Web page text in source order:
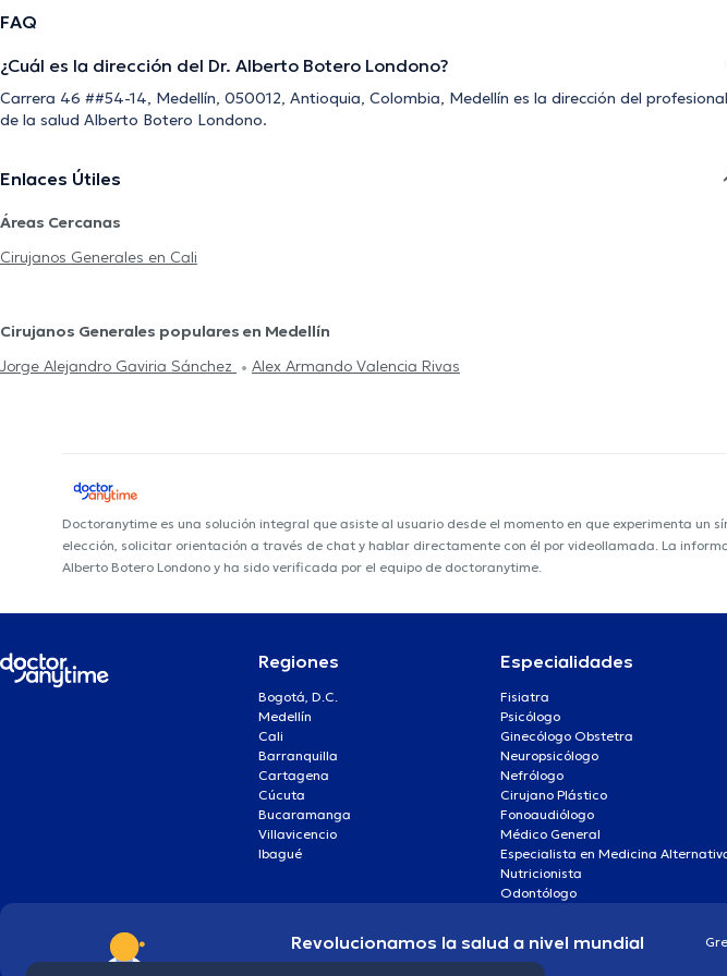
FAQ
¿Cuál es la dirección del Dr. Alberto Botero Londono?
Carrera 46 ##54-14, Medellín, 050012, Antioquia, Colombia, Medellín es la dirección del profesional
de la salud Alberto Botero Londono.
Enlaces Útiles
Áreas Cercanas
Cirujanos Generales en Cali
Cirujanos Generales populares en Medellín
Jorge Alejandro Gaviria Sánchez
Alex Armando Valencia Rivas
Doctoranytime es una solución integral que asiste al usuario desde el momento en que experimenta
elección, solicitar orientación a través de chat y hablar directamente con él por videollamada. La
Alberto Botero Londono y ha sido verificada por el equipo de doctoranytime.
Regiones
Bogotá, D.C.
Medellín
Cali
Barranquilla
Cartagena
Cúcuta
Bucaramanga
Villavicencio
Ibagué
Especialidades
Fisiatra
Psicólogo
Ginecólogo Obstetra
Neuropsicólogo
Nefrólogo
Cirujano Plástico
Fonoaudiólogo
Médico General
Especialista en Medicina
Nutricionista
Odontólogo
Revolucionamos la salud a nivel mundial